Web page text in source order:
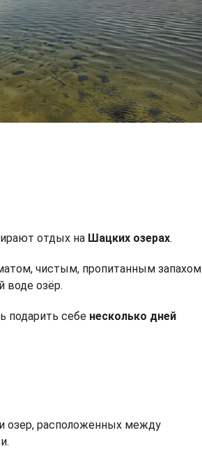
отдых на Шацких озерах.
чистым, пропитанным запахом
воде озёр.
подарить себе несколько дней
озер, расположенных между